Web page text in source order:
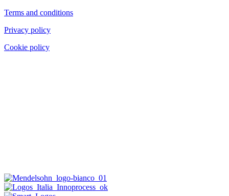
Terms and conditions
Privacy policy
Cookie policy